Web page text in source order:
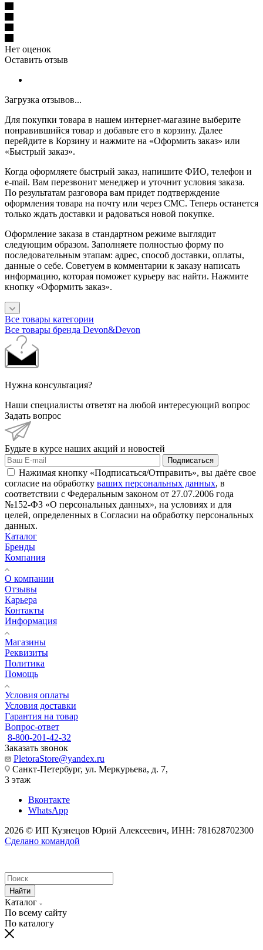
Нет оценок
Оставить отзыв
Загрузка отзывов...
Для покупки товара в нашем интернет-магазине выберите
понравившийся товар и добавьте его в корзину. Далее
перейдите в Корзину и нажмите на «Оформить заказ» или
«Быстрый заказ».
Когда оформляете быстрый заказ, напишите ФИО, телефон и
e-mail. Вам перезвонит менеджер и уточнит условия заказа.
По результатам разговора вам придет подтверждение
оформления товара на почту или через СМС. Теперь останется
только ждать доставки и радоваться новой покупке.
Оформление заказа в стандартном режиме выглядит
следующим образом. Заполняете полностью форму по
последовательным этапам: адрес, способ доставки, оплаты,
данные о себе. Советуем в комментарии к заказу написать
информацию, которая поможет курьеру вас найти. Нажмите
кнопку «Оформить заказ».
Все товары категории
Все товары бренда Devon&Devon
Нужна консультация?
Наши специалисты ответят на любой интересующий вопрос
Задать вопрос
Будьте в курсе наших акций и новостей
Подписаться
Нажимая кнопку «Подписаться/Отправить», вы даёте свое
согласие на обработку ваших персональных данных, в
соответствии с Федеральным законом от 27.07.2006 года
№152-ФЗ «О персональных данных», на условиях и для
целей, определенных в Согласии на обработку персональных
данных.
Каталог
Бренды
Компания
О компании
Отзывы
Карьера
Контакты
Информация
Магазины
Реквизиты
Политика
Помощь
Условия оплаты
Условия доставки
Гарантия на товар
Вопрос-ответ
8-800-201-42-32
Заказать звонок
PletoraStore@yandex.ru
Санкт-Петербург, ул. Меркурьева, д. 7,
3 этаж
Вконтакте
WhatsApp
2026 © ИП Кузнецов Юрий Алексеевич, ИНН: 781628702300
Сделано командой
Найти
Каталог
По всему сайту
По каталогу